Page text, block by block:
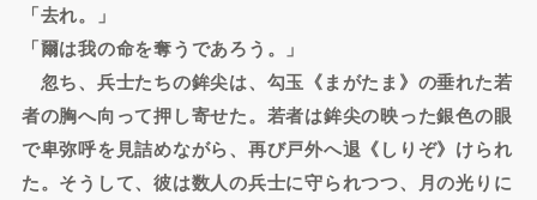
「去れ。」
「爾は我の命を奪うであろう。」
忽ち、兵士たちの鉾尖は、勾玉《まがたま》の垂れた若
者の胸へ向って押し寄せた。若者は鉾尖の映った銀色の眼
で卑弥呼を見詰めながら、再び戸外へ退《しりぞ》けられ
た。そうして、彼は数人の兵士に守られつつ、月の光りに